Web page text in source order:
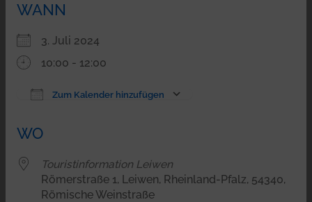
WANN
3. Juli 2024
10:00 - 12:00
Zum Kalender hinzufügen
WO
Touristinformation Leiwen
Römerstraße 1, Leiwen, Rheinland-Pfalz, 54340,
Römische Weinstraße